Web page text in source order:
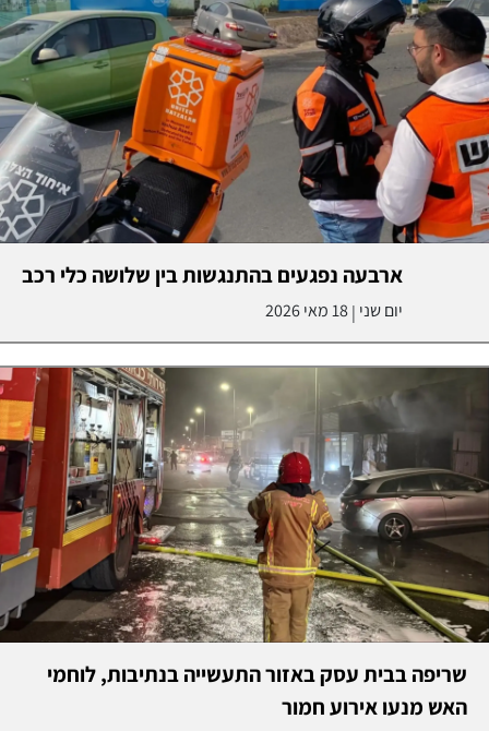
ארבעה נפגעים בהתנגשות בין שלושה כלי רכב
יום שני |18 מאי 2026
שריפה בבית עסק באזור התעשייה בנתיבות, לוחמי
האש מנעו אירוע חמור